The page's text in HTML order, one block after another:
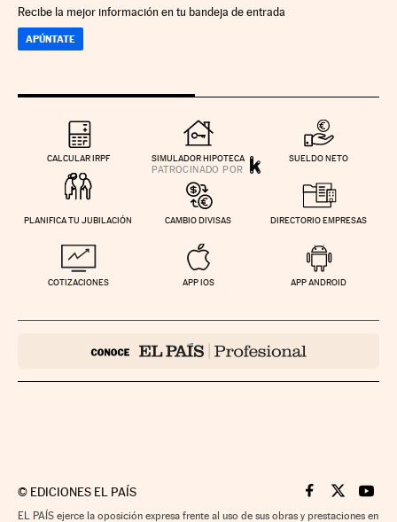
Recibe la mejor información en tu bandeja de entrada
APÚNTATE
CALCULAR IRPF SIMULADOR HIPOTECA SUELDO NETO
PLANIFICA TU JUBILACIÓN CAMBIO DIVISAS DIRECTORIO EMPRESAS
COTIZACIONES APP IOS APP ANDROID
© EDICIONES EL PAÍS Cinco Días en
Cinco Días
Cinco
EL PAÍS ejerce la oposición expresa frente al uso de sus obras y prestaciones en